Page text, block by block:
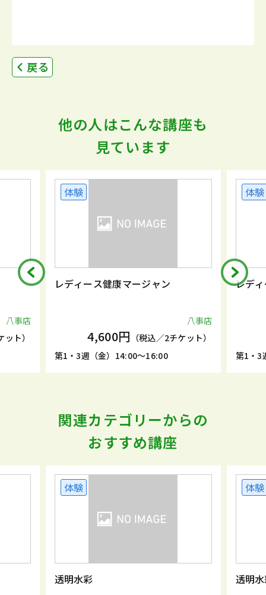
戻る
他の人はこんな講座も
見ています
八事店
ト）
体験
レディース健康マージャン
八事店
4,600円 （税込／2チケット）
第1・3週（金）14:00～16:00
体験
レデ
第1・3
関連カテゴリーからの
おすすめ講座
体験
透明水彩
体験
透明